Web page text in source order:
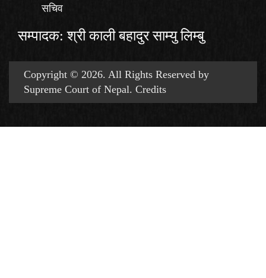
सचिव
सम्पादक: श्री काली बहादुर साम्यु लिम्बु
Copyright © 2026. All Rights Reserved by
Supreme Court of Nepal. Credits